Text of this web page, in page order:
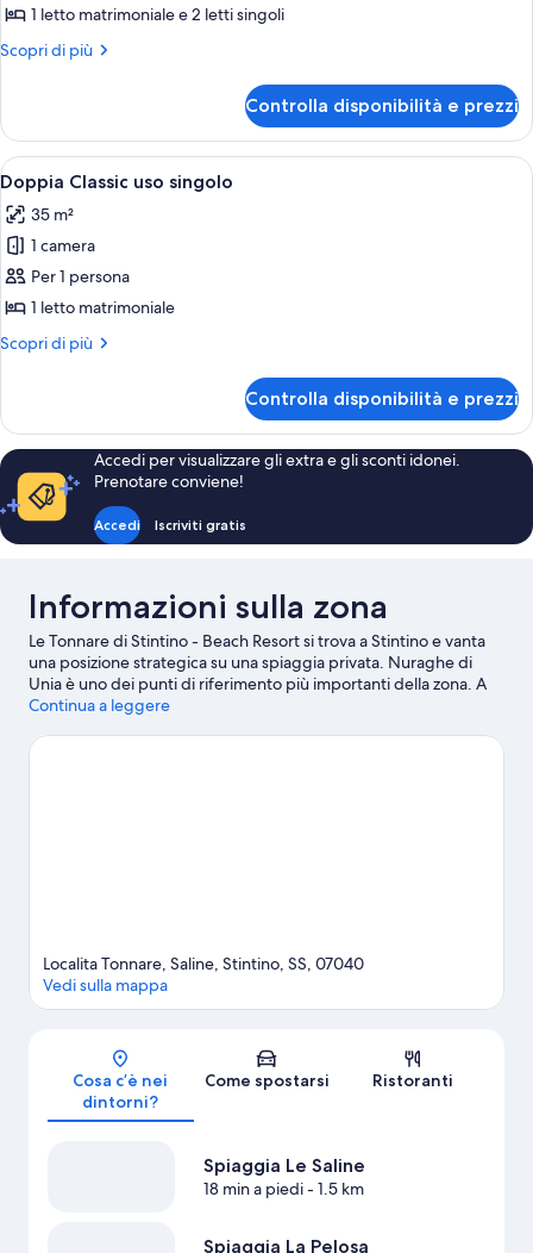
Junior1 letto matrimoniale e 2 letti singoli
Scopri di più
Altri
Junior
Controlla disponibilità e prezzi
Apri
tutte
le
foto
per
Doppia
Classic
uso
Una camera da letto con un letto,
6
Doppia Classic uso singolo
35 m²
1 camera
Per 1 persona
1 letto matrimoniale
Scopri di più
Altri
Classic
uso
singolo
Controlla disponibilità e prezzi
Accedi per visualizzare gli extra e gli sconti idonei.
Prenotare conviene!
Accedi Iscriviti gratis
Informazioni sulla zona
Le Tonnare di Stintino - Beach Resort si trova a Stintino e vanta
una posizione strategica su una spiaggia privata. Nuraghe di
Unia è uno dei punti di riferimento più importanti della zona. A
livello naturalistico, invece, spiccano Spiaggia Le Saline e
sono altri due luoghi da visitare consigliati. Mettiti alla prova con
Continua a leggere
Mappa
Localita Tonnare, Saline, Stintino, SS, 07040
Vedi sulla mappa
Cosa c’è nei
dintorni?
Come spostarsi Ristoranti
Spiaggia Le Saline
18 min a piedi- 1.5 km
Spiaggia La Pelosa